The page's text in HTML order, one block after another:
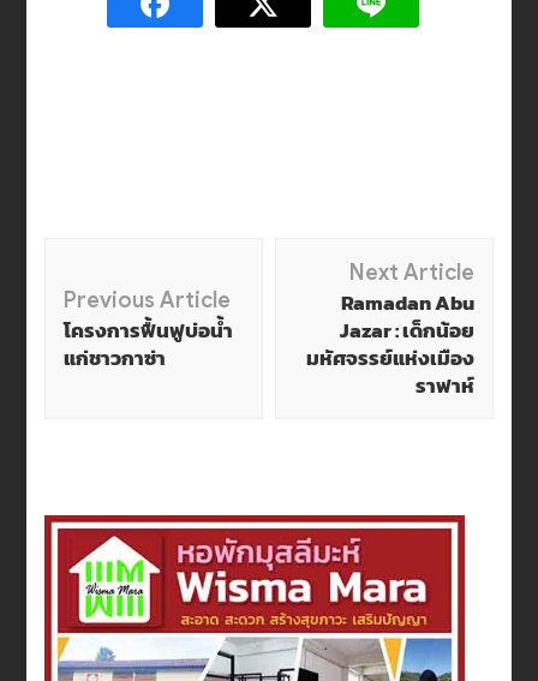
Navigation
Previous Article
โครงการฟื้นฟูบ่อน้ำ
แก่ชาวกาซ่า
Next Article
Ramadan Abu
Jazar : เด็กน้อย
มหัศจรรย์แห่งเมือง
ราฟาห์